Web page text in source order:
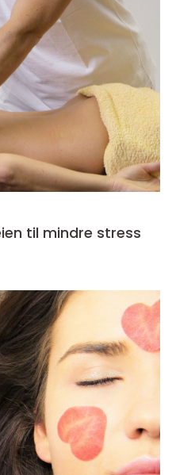
til mindre stress